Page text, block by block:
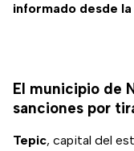
informado desde
El municipio de
sanciones por
Tepic, capital del